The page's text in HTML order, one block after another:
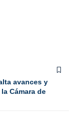
avances y
Cámara de